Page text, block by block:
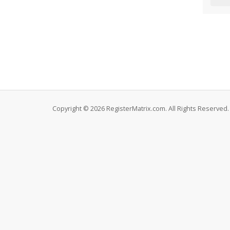
Copyright © 2026 RegisterMatrix.com. All Rights